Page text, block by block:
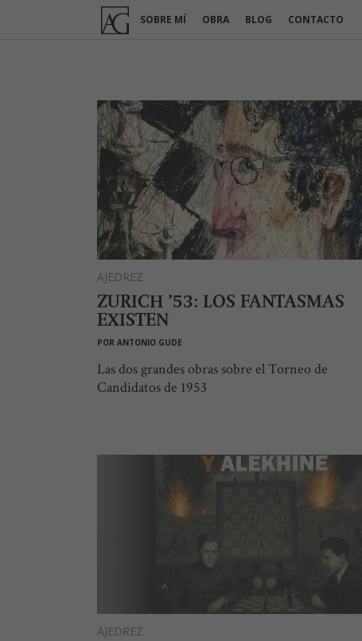
SOBRE MÍ OBRA BLOG CONTACTO
AJEDREZ
ZURICH ’53: LOS FANTASMAS
EXISTEN
POR ANTONIO GUDE
Las dos grandes obras sobre el Torneo de
Candidatos de 1953
AJEDREZ